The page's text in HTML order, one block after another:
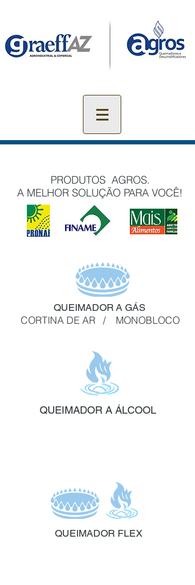
PRODUTOS AGROS.
A MELHOR SOLUÇÃO PARA VOCÊ!
QUEIMADOR A GÁS
CORTINA DE AR / MONOBLOCO
QUEIMADOR A ÁLCOOL
QUEIMADOR FLEX